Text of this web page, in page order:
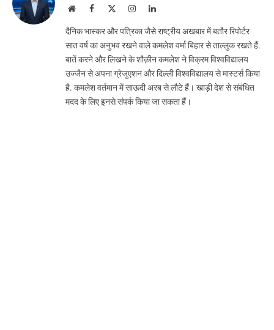
WebsiteFacebook InstagramLinkedIn
दैनिक भास्कर और पत्रिका जैसे राष्ट्रीय अखबार में बतौर रिपोर्टर
सात वर्ष का अनुभव रखने वाले कमलेश वर्मा बिहार से ताल्लुक रखते हैं.
बातें करने और लिखने के शौक़ीन कमलेश ने विक्रम विश्वविद्यालय
उज्जैन से अपना ग्रेजुएशन और दिल्ली विश्वविद्यालय से मास्टर्स किया
है. कमलेश वर्तमान में साऊदी अरब से लौटे हैं। खाड़ी देश से संबंधित
मदद के लिए इनसे संपर्क किया जा सकता हैं।